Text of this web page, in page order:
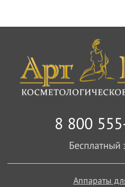
8 800
Бесплатный
Аппараты